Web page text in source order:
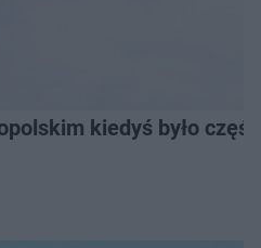
kiedyś było